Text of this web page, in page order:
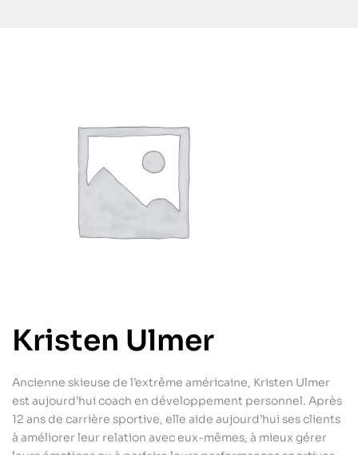
Kristen Ulmer
Ancienne skieuse de l’extrême américaine, Kristen Ulmer
est aujourd’hui coach en développement personnel. Après
12 ans de carrière sportive, elle aide aujourd’hui ses clients
à améliorer leur relation avec eux-mêmes, à mieux gérer